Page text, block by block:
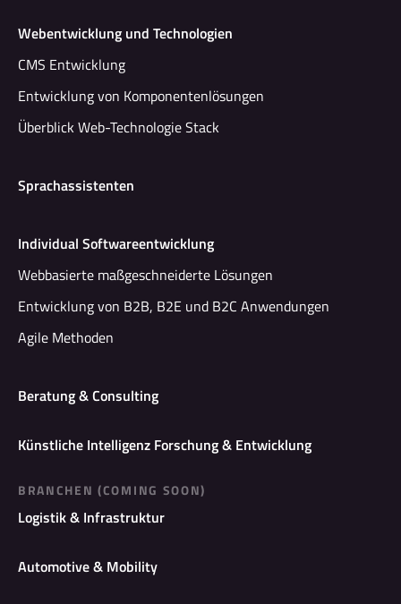
Webentwicklung und Technologien
CMS Entwicklung
Entwicklung von Komponentenlösungen
Überblick Web-Technologie Stack
Sprachassistenten
Individual Softwareentwicklung
Webbasierte maßgeschneiderte Lösungen
Entwicklung von B2B, B2E und B2C Anwendungen
Agile Methoden
Beratung & Consulting
Künstliche Intelligenz Forschung & Entwicklung
BRANCHEN (COMING SOON)
Logistik & Infrastruktur
Automotive & Mobility